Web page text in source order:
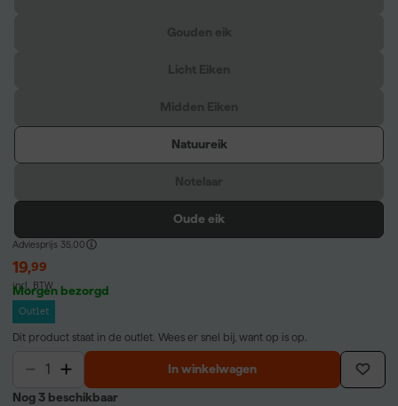
Natuureik
Oude eik
Adviesprijs 35,00
19,99
incl. BTW
Morgen bezorgd
Outlet
Dit product staat in de outlet. Wees er snel bij, want op is op.
In winkelwagen
Nog 3 beschikbaar